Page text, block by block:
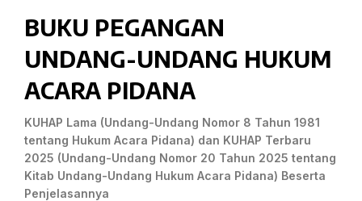
BUKU PEGANGAN
UNDANG-UNDANG HUKUM
ACARA PIDANA
KUHAP Lama (Undang-Undang Nomor 8 Tahun 1981
tentang Hukum Acara Pidana) dan KUHAP Terbaru
2025 (Undang-Undang Nomor 20 Tahun 2025 tentang
Kitab Undang-Undang Hukum Acara Pidana) Beserta
Penjelasannya